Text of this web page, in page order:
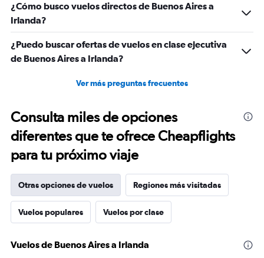
¿Cómo busco vuelos directos de Buenos Aires a
Irlanda?
¿Puedo buscar ofertas de vuelos en clase ejecutiva
de Buenos Aires a Irlanda?
Ver más preguntas frecuentes
Consulta miles de opciones
diferentes que te ofrece Cheapflights
para tu próximo viaje
Otras opciones de vuelos Regiones más visitadas
Vuelos populares Vuelos por clase
Vuelos de Buenos Aires a Irlanda